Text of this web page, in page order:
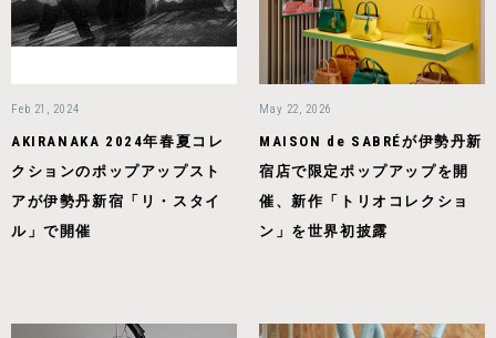
Feb 21, 2024
AKIRANAKA 2024年春夏コレ
クションのポップアップスト
アが伊勢丹新宿「リ・スタイ
ル」で開催
May 22, 2026
MAISON de SABRÉが伊勢丹新
宿店で限定ポップアップを開
催、新作「トリオコレクショ
ン」を世界初披露